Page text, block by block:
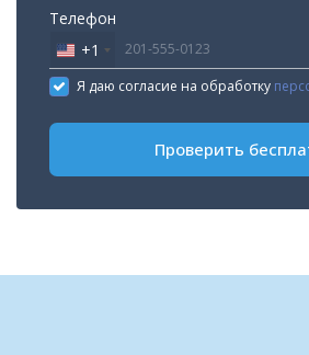
Телефон
United
States
+1
+1
Я даю согласие на обработку
Проверить